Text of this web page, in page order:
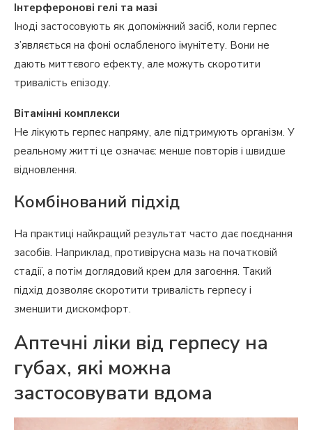
Інтерферонові гелі та мазі
Іноді застосовують як допоміжний засіб, коли герпес
з’являється на фоні ослабленого імунітету. Вони не
дають миттєвого ефекту, але можуть скоротити
тривалість епізоду.
Вітамінні комплекси
Не лікують герпес напряму, але підтримують організм. У
реальному житті це означає: менше повторів і швидше
відновлення.
Комбінований підхід
На практиці найкращий результат часто дає поєднання
засобів. Наприклад, противірусна мазь на початковій
стадії, а потім доглядовий крем для загоєння. Такий
підхід дозволяє скоротити тривалість герпесу і
зменшити дискомфорт.
Аптечні ліки від герпесу на
губах, які можна
застосовувати вдома